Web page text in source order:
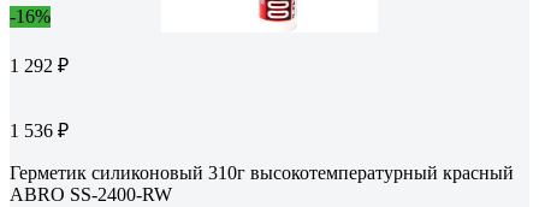
-16%
1 292 ₽
1 536 ₽
Герметик силиконовый 310г высокотемпературный красный
ABRO SS-2400-RW